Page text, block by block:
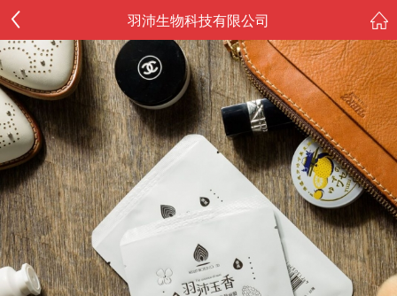
羽沛生物科技有限公司